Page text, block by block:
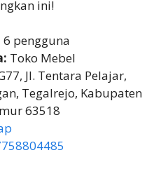
ini!
pengguna
Toko Mebel
Jl. Tentara Pelajar,
Tegalrejo, Kabupaten
63518